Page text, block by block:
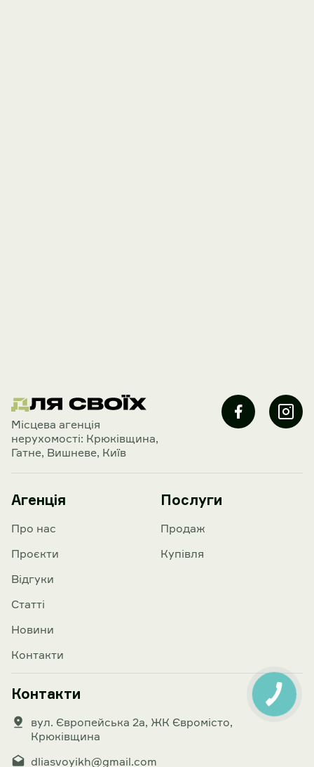
Mісцева агенція
нерухомості: Крюківщина,
Гатне, Вишневе, Київ
Агенція
Про нас
Проєкти
Відгуки
Статті
Новини
Контакти
Послуги
Продаж
Купівля
Контакти
вул. Європейська 2а, ЖК Євромісто,
Крюківщина
dliasvoyikh@gmail.com